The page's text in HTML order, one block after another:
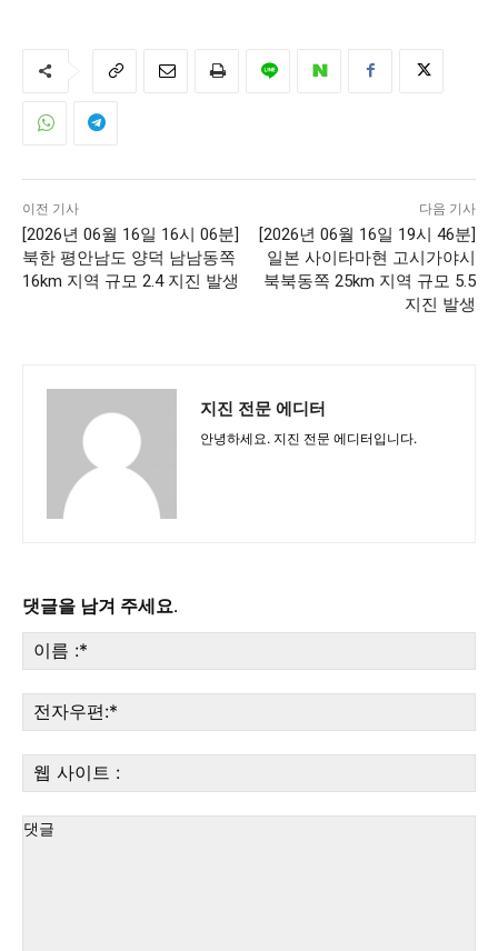
이전 기사
[2026년 06월 16일 16시 06분]
북한 평안남도 양덕 남남동쪽
16km 지역 규모 2.4 지진 발생
다음 기사
[2026년 06월 16일 19시 46분]
일본 사이타마현 고시가야시
북북동쪽 25km 지역 규모 5.5
지진 발생
지진 전문 에디터
안녕하세요. 지진 전문 에디터입니다.
댓글을 남겨 주세요.
름
:*
자
우
사
이